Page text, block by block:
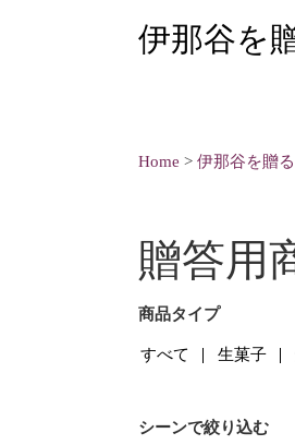
伊那谷を
Home > 伊那谷を贈る
贈答用
商品タイプ
すべて 生菓子
シーンで絞り込む